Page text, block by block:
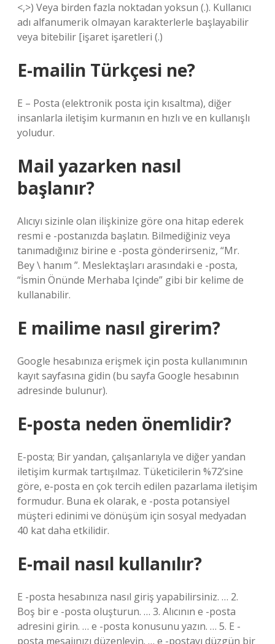
<,>) Veya birden fazla noktadan yoksun (.). Kullanıcı
adı alfanumerik olmayan karakterlerle başlayabilir
veya bitebilir [işaret işaretleri (.)
E-mailin Türkçesi ne?
E – Posta (elektronik posta için kısaltma), diğer
insanlarla iletişim kurmanın en hızlı ve en kullanışlı
yoludur.
Mail yazarken nasıl
başlanır?
Alıcıyı sizinle olan ilişkinize göre ona hitap ederek
resmi e -postanızda başlatın. Bilmediğiniz veya
tanımadığınız birine e -posta gönderirseniz, “Mr.
Bey \ hanım ”. Meslektaşları arasındaki e -posta,
“İsmin Önünde Merhaba Içinde” gibi bir kelime de
kullanabilir.
E mailime nasıl girerim?
Google hesabınıza erişmek için posta kullanımının
kayıt sayfasına gidin (bu sayfa Google hesabının
adresinde bulunur).
E-posta neden önemlidir?
E-posta; Bir yandan, çalışanlarıyla ve diğer yandan
iletişim kurmak tartışılmaz. Tüketicilerin %72’sine
göre, e-posta en çok tercih edilen pazarlama iletişim
formudur. Buna ek olarak, e -posta potansiyel
müşteri edinimi ve dönüşüm için sosyal medyadan
40 kat daha etkilidir.
E-mail nasıl kullanılır?
E -posta hesabınıza nasıl giriş yapabilirsiniz. … 2.
Boş bir e -posta oluşturun. … 3. Alıcının e -posta
adresini girin. … e -posta konusunu yazın. … 5. E -
posta mesajınızı düzenleyin. … e -postayı düzgün bir